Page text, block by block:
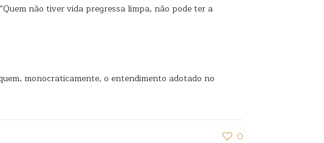
não tiver vida pregressa limpa, não pode ter a
monocraticamente, o entendimento adotado no
0